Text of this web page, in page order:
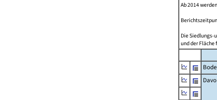
Ab 2014
Die Siedlungs-
und der Fläche